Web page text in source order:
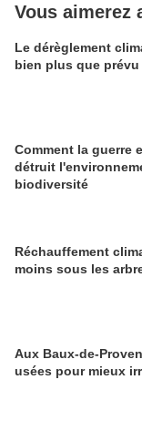
Vous aimerez
Le dérèglement
bien plus que prévu
Comment la guerre
détruit
biodiversité
Réchauffement
moins sous les
Aux Baux-de-
usées pour mieux